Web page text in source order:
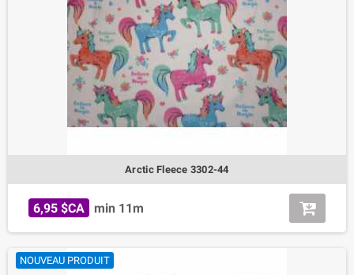
Arctic Fleece 3302-44
6,95 $CA min 11m
NOUVEAU PRODUIT